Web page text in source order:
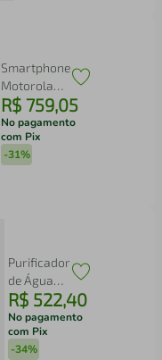
Smartphone
Motorola
Moto g06
4G Tela 6,9”
256GB
Câmera
R$ 759,05
No pagamento
com Pix
-31%
Purificador
de Água
Philco
Dupla
Filtragem
70W
R$ 522,40
No pagamento
com Pix
-34%